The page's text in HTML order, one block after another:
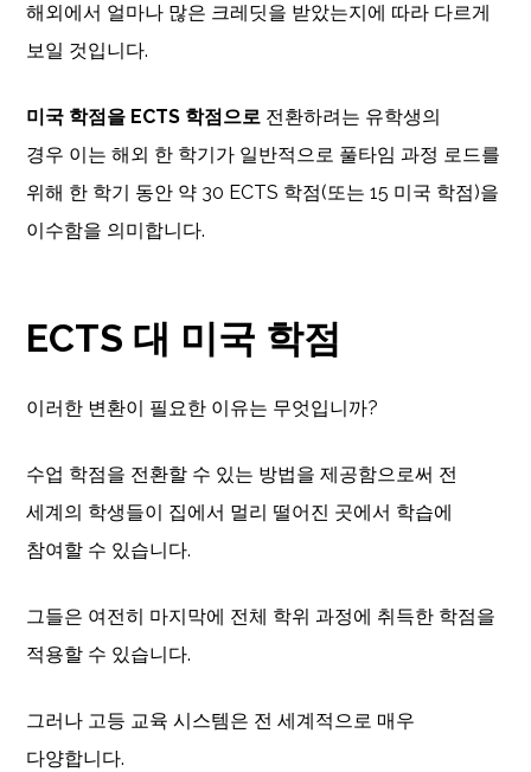
해외에서 얼마나 많은 크레딧을 받았는지에 따라 다르게
보일 것입니다.
미국 학점을 ECTS 학점으로 전환하려는 유학생의
경우 이는 해외 한 학기가 일반적으로 풀타임 과정 로드를
위해 한 학기 동안 약 30 ECTS 학점(또는 15 미국 학점)을
이수함을 의미합니다.
ECTS 대 미국 학점
이러한 변환이 필요한 이유는 무엇입니까?
수업 학점을 전환할 수 있는 방법을 제공함으로써 전
세계의 학생들이 집에서 멀리 떨어진 곳에서 학습에
참여할 수 있습니다.
그들은 여전히 ​​마지막에 전체 학위 과정에 취득한 학점을
적용할 수 있습니다.
그러나 고등 교육 시스템은 전 세계적으로 매우
다양합니다.